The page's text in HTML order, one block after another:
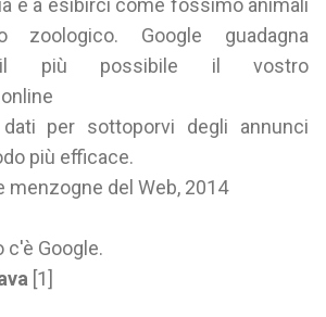
e a esibirci come fossimo animali
Google guadagna
il più possibile il vostro
per sottoporvi degli annunci
più efficace.
menzogne del Web, 2014
c'è Google.
[1]